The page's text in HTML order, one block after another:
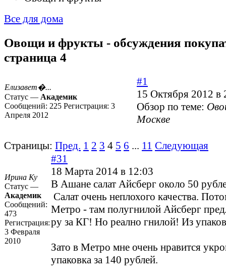
Все для дома
Овощи и фрукты - обсуждения
страница 4
Елизавет�...
Статус — Академик
Сообщений: 225 Регистрация: 3
Апреля 2012
#1
15 Октября 2012 в
Обзор по теме:
Москве
Страницы: Пред. 1 2 3 4 5 6 ... 11 Следующая
Ирина Ку
Статус —
Академик
Сообщений:
473
Регистрация:
3 Февраля
2010
#31
18 Марта 2014 в 12:03
В Ашане салат Айсберг около 50
Салат очень неплохого качества.
Метро - там полугнилой Айсберг
ру за КГ! Но реално гнилой! Из
Зато в Метро мне очень нравится
упаковка за 140 рублей.